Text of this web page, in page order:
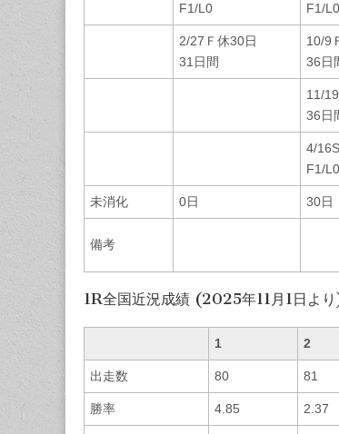
F1/L0
F1/L0
2/27Ｆ休30日
31日間
10/9
36日
11/
36日
4/
F1/L0
未消化 0日 30日
備考
1R全国近況成績 (2025年11月1日よ
1 2
出走数 80 81
勝率 4.85 2.37